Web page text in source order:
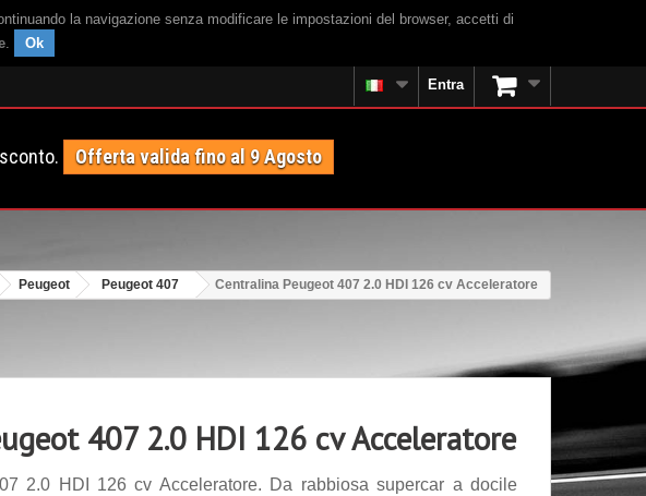
la navigazione senza modificare le impostazioni del browser, accetti di
. Ok
Entra
Offerta valida fino al 9 Agosto
Peugeot Peugeot 407 Centralina Peugeot 407 2.0 HDI 126 cv Acceleratore
407 2.0 HDI 126 cv Acceleratore
2.0 HDI 126 cv Acceleratore. Da rabbiosa supercar a docile